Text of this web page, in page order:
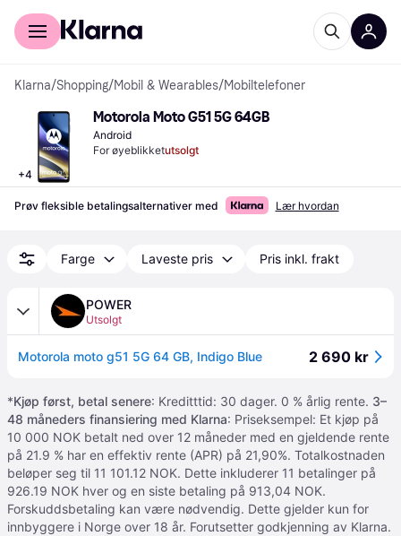
For kunder
Klarna/Shopping/Mobil & Wearables/Mobiltelefoner
+4
Motorola Moto G51 5G 64GB
Android
For øyeblikketutsolgt
Prøv fleksible betalingsalternativer med Lær hvordan
Farge Laveste pris Pris inkl. frakt
POWER
Utsolgt
Motorola moto g51 5G 64 GB, Indigo Blue 2 690 kr
*Kjøp først, betal senere: Kreditttid: 30 dager. 0 % årlig rente. 3–
48 måneders finansiering med Klarna: Priseksempel: Et kjøp på
10 000 NOK betalt ned over 12 måneder med en gjeldende rente
på 21.9 % har en effektiv rente (APR) på 21,90%. Totalkostnaden
beløper seg til 11 101.12 NOK. Dette inkluderer 11 betalinger på
926.19 NOK hver og en siste betaling på 913,04 NOK.
Forskuddsbetaling kan være nødvendig. Dette gjelder kun for
innbyggere i Norge over 18 år. Forutsetter godkjenning av Klarna.